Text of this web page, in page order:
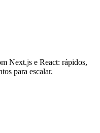
Next.js e React: rápidos,
para escalar.